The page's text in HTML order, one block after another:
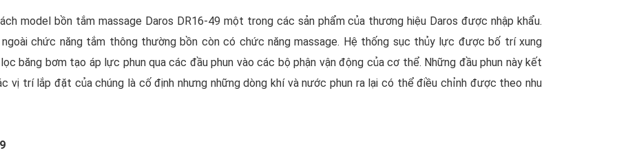
model bồn tắm massage Daros DR16-49 một trong các sản phẩm của thương hiệu Daros được nhập khẩu.
chức năng tắm thông thường bồn còn có chức năng massage. Hệ thống sục thủy lực được bố trí xung
băng bơm tạo áp lực phun qua các đầu phun vào các bộ phận vận động của cơ thể. Những đầu phun này kết
vị trí lắp đặt của chúng là cố định nhưng những dòng khí và nước phun ra lại có thể điều chỉnh được theo nhu